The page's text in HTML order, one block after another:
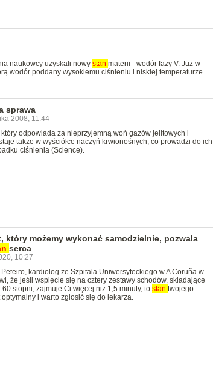
naukowcy uzyskali nowy stan materii - wodór fazy V. Już w
wodór poddany wysokiemu ciśnieniu i niskiej temperaturze
sprawa
2008, 11:44
odpowiada za nieprzyjemną woń gazów jelitowych i
także w wyściółce naczyń krwionośnych, co prowadzi do ich
ciśnienia (Science).
który możemy wykonać samodzielnie, pozwala
serca
10:27
Peteiro, kardiolog ze Szpitala Uniwersyteckiego w A Coruña w
że jeśli wspięcie się na cztery zestawy schodów, składające
60 stopni, zajmuje Ci więcej niż 1,5 minuty, to stan twojego
i warto zgłosić się do lekarza.